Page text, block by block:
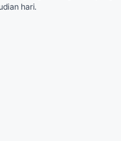
hari.